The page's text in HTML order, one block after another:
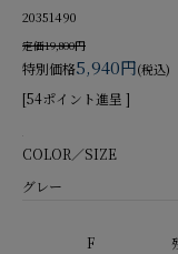
20351490
定価19,800円
特別価格5,940円(税込)
[54ポイント進呈 ]
COLOR／SIZE
グレー
F